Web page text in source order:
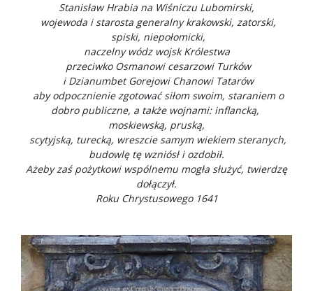
Stanisław Hrabia na Wiśniczu Lubomirski,
wojewoda i starosta generalny krakowski, zatorski,
spiski, niepołomicki,
naczelny wódz wojsk Królestwa
przeciwko Osmanowi cesarzowi Turków
i Dzianumbet Gorejowi Chanowi Tatarów
aby odpocznienie zgotować siłom swoim, staraniem o
dobro publiczne, a także wojnami: inflancką,
moskiewską, pruską,
scytyjską, turecką, wreszcie samym wiekiem steranych,
budowlę tę wzniósł i ozdobił.
Ażeby zaś pożytkowi wspólnemu mogła służyć, twierdzę
dołączył.
Roku Chrystusowego 1641